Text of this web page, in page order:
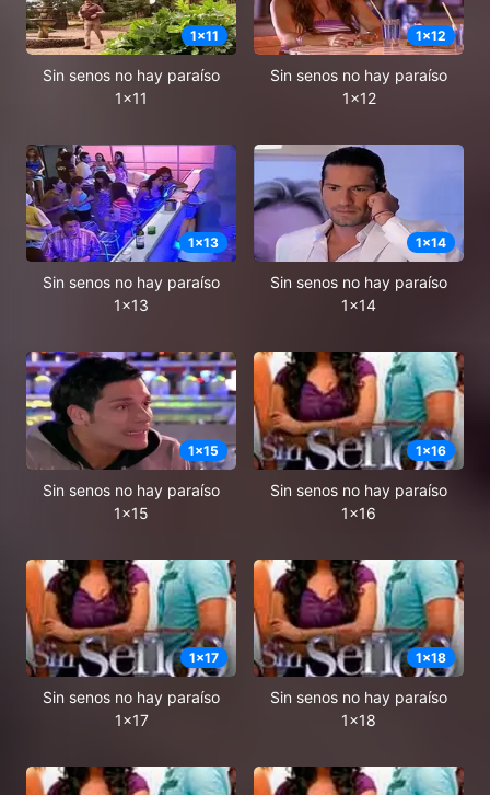
1x11
Sin senos no hay paraíso
1x11
1x12
Sin senos no hay paraíso
1x12
1x13
Sin senos no hay paraíso
1x13
1x14
Sin senos no hay paraíso
1x14
1x15
Sin senos no hay paraíso
1x15
1x16
Sin senos no hay paraíso
1x16
1x17
Sin senos no hay paraíso
1x17
1x18
Sin senos no hay paraíso
1x18